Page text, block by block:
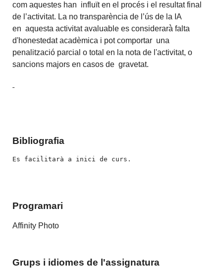
com aquestes han influït en el procés i el resultat final
de l’activitat. La no transparència de l’ús de la IA
en aquesta activitat avaluable es considerarà̀ falta
d'honestedat acadèmica i pot comportar una
penalització parcial o total en la nota de l'activitat, o
sancions majors en casos de gravetat.
Bibliografia
Programari
Affinity Photo
Grups i idiomes de l'assignatura